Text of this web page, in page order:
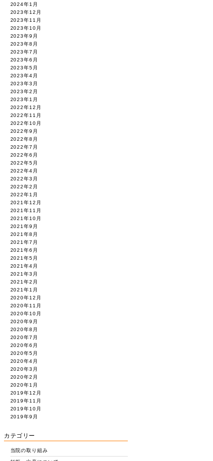
2024年1月
2023年12月
2023年11月
2023年10月
2023年9月
2023年8月
2023年7月
2023年6月
2023年5月
2023年4月
2023年3月
2023年2月
2023年1月
2022年12月
2022年11月
2022年10月
2022年9月
2022年8月
2022年7月
2022年6月
2022年5月
2022年4月
2022年3月
2022年2月
2022年1月
2021年12月
2021年11月
2021年10月
2021年9月
2021年8月
2021年7月
2021年6月
2021年5月
2021年4月
2021年3月
2021年2月
2021年1月
2020年12月
2020年11月
2020年10月
2020年9月
2020年8月
2020年7月
2020年6月
2020年5月
2020年4月
2020年3月
2020年2月
2020年1月
2019年12月
2019年11月
2019年10月
2019年9月
カテゴリー
当院の取り組み